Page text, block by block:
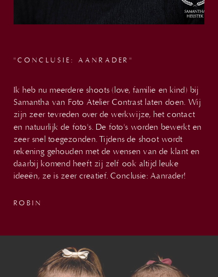
Ik heb nu meerdere shoots (love, familie en kind) bij
Samantha van Foto Atelier Contrast laten doen. Wij
zijn zeer tevreden over de werkwijze, het contact
en natuurlijk de foto's. De foto's worden bewerkt en
zeer snel toegezonden. Tijdens de shoot wordt
rekening gehouden met de wensen van de klant en
daarbij komend heeft zij zelf ook altijd leuke
ideeën, ze is zeer creatief. Conclusie: Aanrader!
"CONCLUSIE: AANRADER"
ROBIN